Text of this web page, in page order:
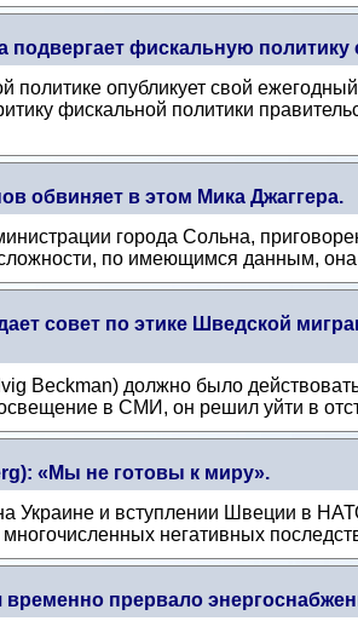
подвергает фискальную политику
политике опубликует свой
фискальной политики
обвиняет в этом Мика Джаггера.
города Сольна,
по имеющимся данным, она
совет по этике Шведской
Beckman) должно было
в СМИ, он решил уйти в
«Мы не готовы к миру».
Украине и вступлении Швеции в
негативных
временно прервало